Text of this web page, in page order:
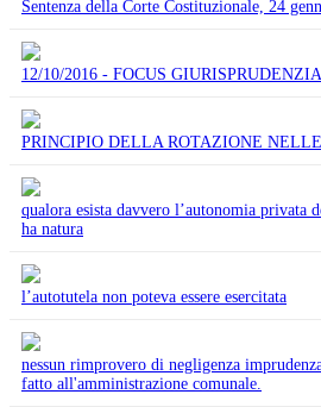
Sentenza della Corte Costituzionale, 24
12/10/2016 - FOCUS
PRINCIPIO DELLA ROTAZIONE
qualora esista davvero l’autonomia privata
ha natura
l’autotutela non poteva essere esercitata
nessun rimprovero di negligenza
fatto all'amministrazione comunale.